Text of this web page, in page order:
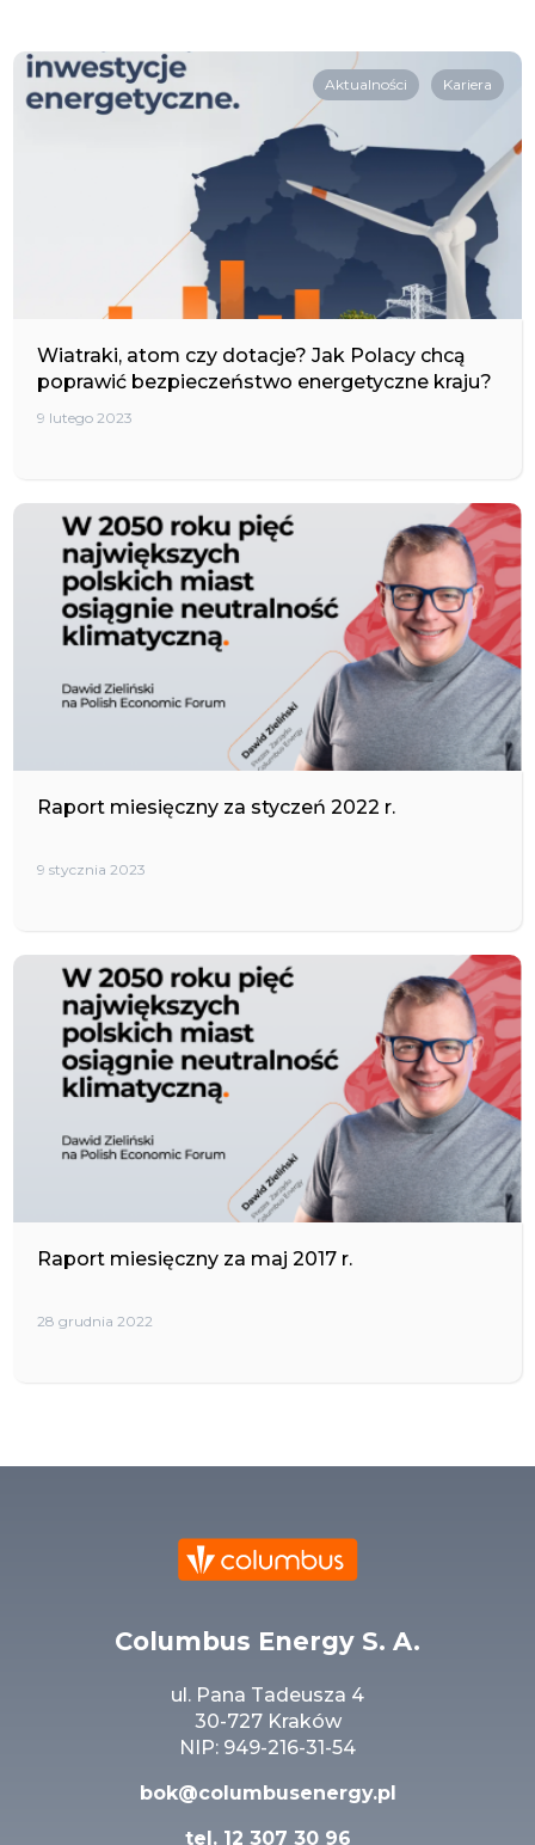
Aktualności Kariera
Wiatraki, atom czy dotacje? Jak Polacy chcą
poprawić bezpieczeństwo energetyczne kraju?
9 lutego 2023
Raport miesięczny za styczeń 2022 r.
9 stycznia 2023
Raport miesięczny za maj 2017 r.
28 grudnia 2022
Columbus Energy S. A.
ul. Pana Tadeusza 4
30-727 Kraków
NIP: 949-216-31-54
bok@columbusenergy.pl
tel.12 307 30 96